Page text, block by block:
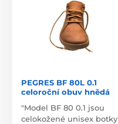
PEGRES BF 80L 0.1
celoroční obuv hnědá
"Model BF 80 0.1 jsou
celokožené unisex botky